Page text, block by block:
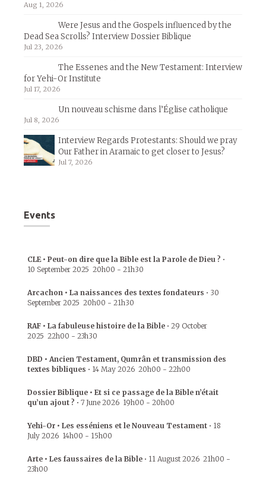
Aug 1, 2026
Were Jesus and the Gospels influenced by the
Dead Sea Scrolls? Interview Dossier Biblique
Jul 23, 2026
The Essenes and the New Testament: Interview
for Yehi-Or Institute
Jul 17, 2026
Un nouveau schisme dans l’Église catholique
Jul 8, 2026
Interview Regards Protestants: Should we pray
Our Father in Aramaic to get closer to Jesus?
Jul 7, 2026
Events
CLE • Peut-on dire que la Bible est la Parole de Dieu ? •
10 September 2025 20h00 - 21h30
Arcachon • La naissances des textes fondateurs • 30
September 2025 20h00 - 21h30
RAF • La fabuleuse histoire de la Bible • 29 October
2025 22h00 - 23h30
DBD • Ancien Testament, Qumrân et transmission des
textes bibliques • 14 May 2026 20h00 - 22h00
Dossier Biblique • Et si ce passage de la Bible n’était
qu’un ajout ? • 7 June 2026 19h00 - 20h00
Yehi-Or • Les esséniens et le Nouveau Testament • 18
July 2026 14h00 - 15h00
Arte • Les faussaires de la Bible • 11 August 2026 21h00 -
23h00